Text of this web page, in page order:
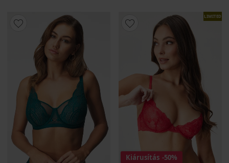
LIMITED
Kiárusítás -50%